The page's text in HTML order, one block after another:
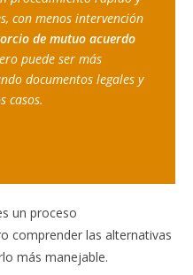
con menos intervención
de mutuo acuerdo
puede ser más
documentos legales y
casos.
un proceso
comprender las alternativas
más manejable.